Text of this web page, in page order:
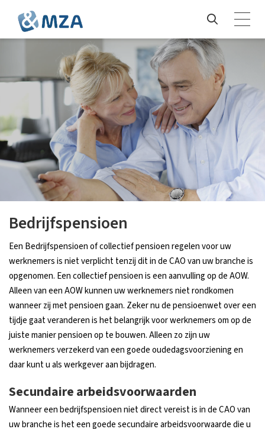
Bedrijfspensioen
Een Bedrijfspensioen of collectief pensioen regelen voor uw
werknemers is niet verplicht tenzij dit in de CAO van uw branche is
opgenomen. Een collectief pensioen is een aanvulling op de AOW.
Alleen van een AOW kunnen uw werknemers niet rondkomen
wanneer zij met pensioen gaan. Zeker nu de pensioenwet over een
tijdje gaat veranderen is het belangrijk voor werknemers om op de
juiste manier pensioen op te bouwen. Alleen zo zijn uw
werknemers verzekerd van een goede oudedagsvoorziening en
daar kunt u als werkgever aan bijdragen.
Secundaire arbeidsvoorwaarden
Wanneer een bedrijfspensioen niet direct vereist is in de CAO van
uw branche is het een goede secundaire arbeidsvoorwaarde die u